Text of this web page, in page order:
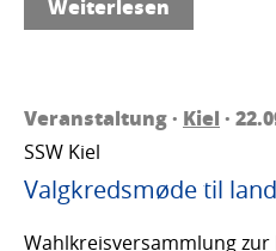
Weiterlesen
Veranstaltung · Kiel ·
SSW Kiel
Valgkredsmøde til
Wahlkreisversammlung zur